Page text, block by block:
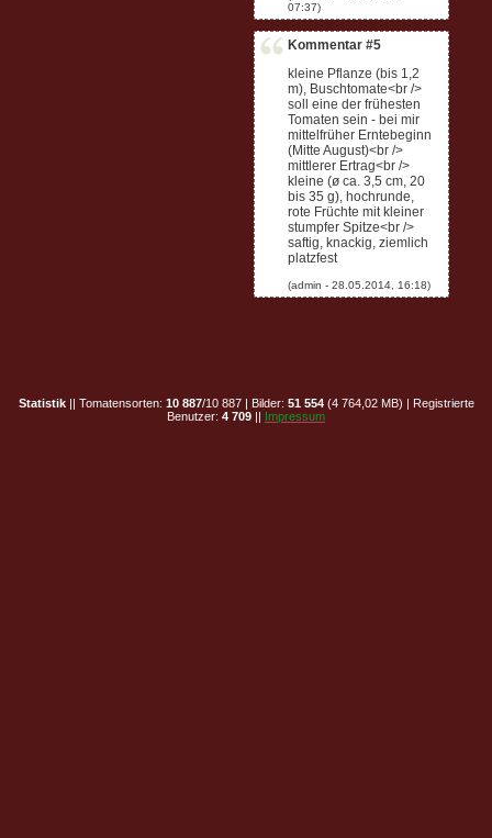
Kommentar #5
kleine Pflanze (bis 1,2
m), Buschtomate<br />
soll eine der frühesten
Tomaten sein - bei mir
mittelfrüher Erntebeginn
(Mitte August)<br />
mittlerer Ertrag<br />
kleine (ø ca. 3,5 cm, 20
bis 35 g), hochrunde,
rote Früchte mit kleiner
stumpfer Spitze<br />
saftig, knackig, ziemlich
platzfest
Statistik|| Tomatensorten: 10 887/10 887 | Bilder: 51 554(4 764,02 MB) | Registrierte
Benutzer: 4 709 || Impressum